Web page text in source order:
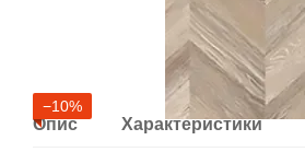
−10%
Опис Характеристики